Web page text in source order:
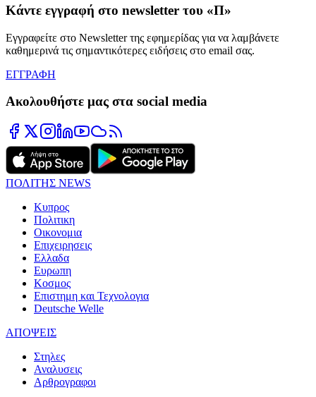
Κάντε εγγραφή στο newsletter του «Π»
Εγγραφείτε στο Newsletter της εφημερίδας για να λαμβάνετε
καθημερινά τις σημαντικότερες ειδήσεις στο email σας.
ΕΓΓΡΑΦΗ
Ακολουθήστε μας στα social media
ΠΟΛΙΤΗΣ NEWS
Κυπρος
Πολιτικη
Οικονομια
Επιχειρησεις
Ελλαδα
Ευρωπη
Κοσμος
Επιστημη και Τεχνολογια
Deutsche Welle
ΑΠΟΨΕΙΣ
Στηλες
Αναλυσεις
Αρθρογραφοι